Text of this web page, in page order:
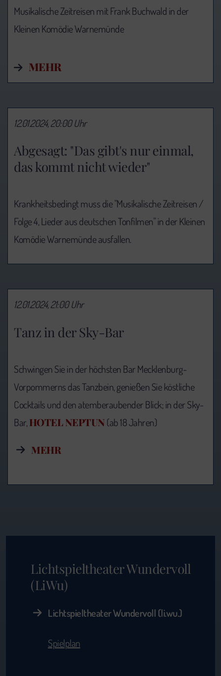
Musikalische Zeitreisen mit Frank Buchwald in der
Kleinen Komödie Warnemünde
MEHR
Abgesagt: "Das gibt's nur einmal,
das kommt nicht wieder"
12.01.2024, 20:00 Uhr
Krankheitsbedingt muss die "Musikalische Zeitreisen /
Folge 4, Lieder aus deutschen Tonfilmen" in der Kleinen
Komödie Warnemünde ausfallen.
Tanz in der Sky-Bar
12.01.2024, 21:00 Uhr
Schwingen Sie in der höchsten Bar Mecklenburg-
Vorpommerns das Tanzbein, genießen Sie köstliche
Cocktails und den atemberaubender Blick; in der Sky-
Bar,HOTEL NEPTUN(ab 18 Jahren)
MEHR
Lichtspieltheater Wundervoll
(LiWu)
Lichtspieltheater Wundervoll (li.wu.)
Spielplan